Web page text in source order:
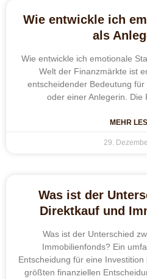
Wie entwickle ich
als
Wie entwickle ich emotionale
Welt der Finanzmärkte ist
entscheidender Bedeutung
oder einer Anlegerin. Die
MEHR
29.
Was ist der
Direktkauf und
Was ist der Unterschied
Immobilienfonds? Ein
Entscheidung für eine
größten finanziellen